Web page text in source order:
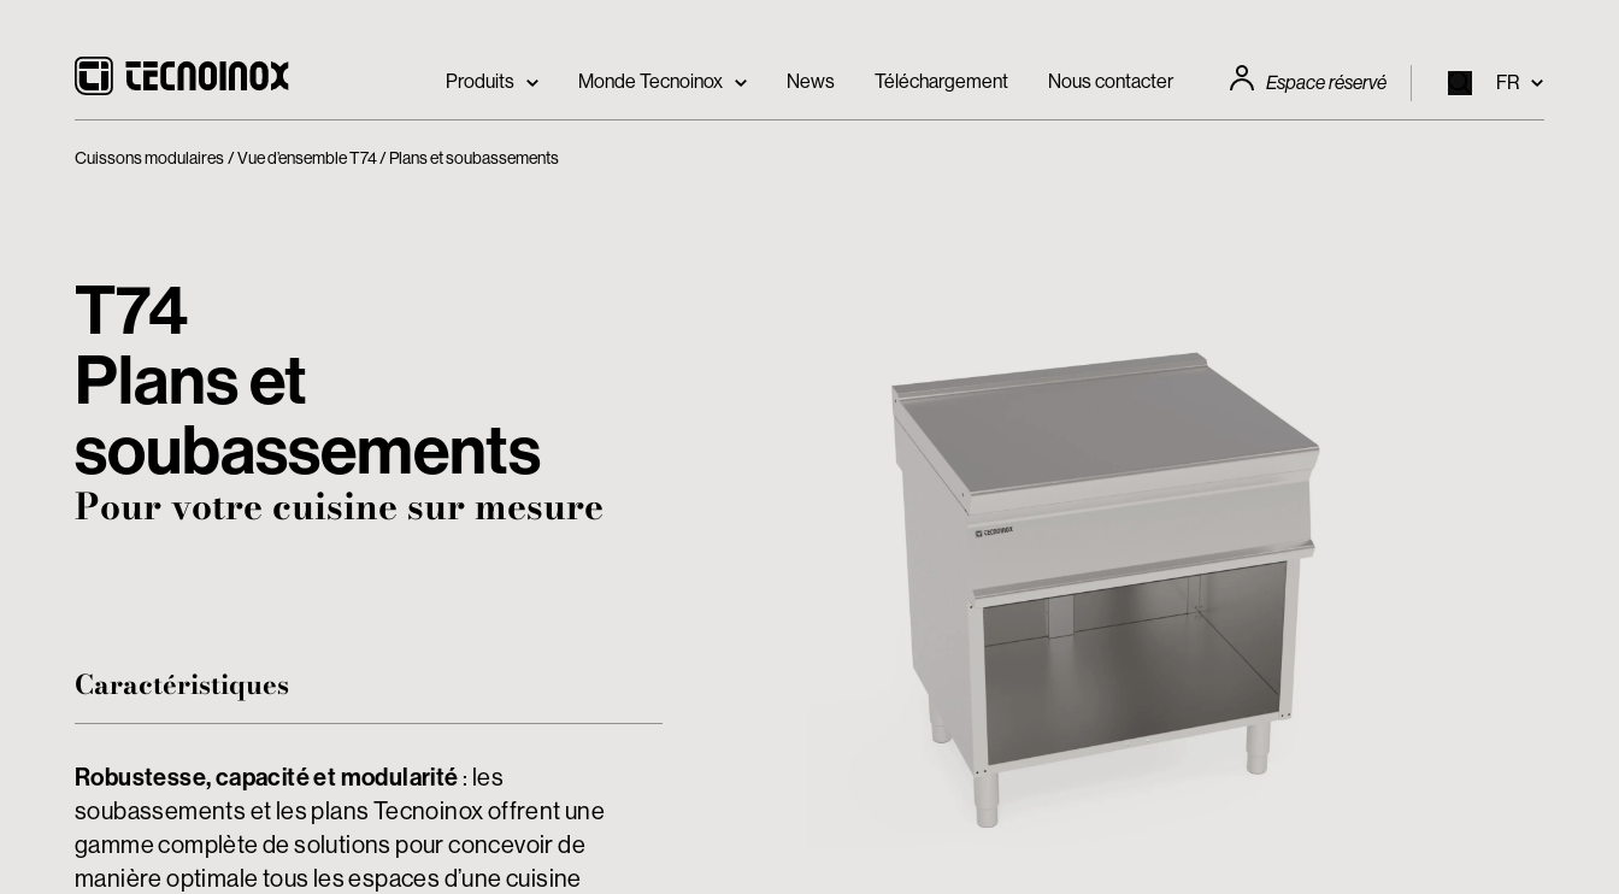
Produits Monde Tecnoinox News Téléchargement Nous contacter Espace réservé FR
Cuissons modulaires Vue d’ensemble T74 Plans et soubassements
T74
Plans et
soubassements
Pour votre cuisine sur mesure
Caractéristiques
Robustesse, capacité et modularité : les
soubassements et les plans Tecnoinox offrent une
gamme complète de solutions pour concevoir de
manière optimale tous les espaces d’une cuisine